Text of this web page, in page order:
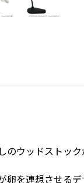
のウッドストッ
卵を連想させる